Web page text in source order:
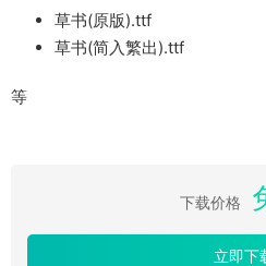
草书(原版).ttf
草书(简入繁出).ttf
等
下载价格
立即下